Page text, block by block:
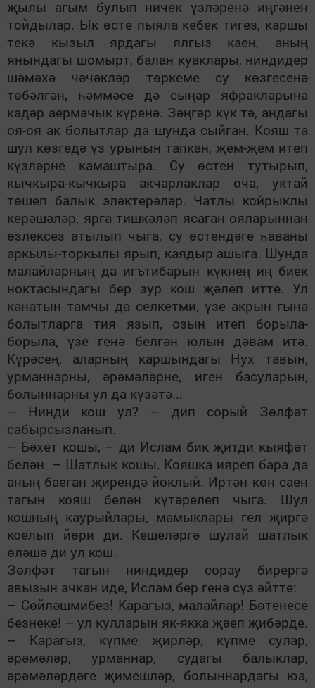
җылы агым булып ничек үзләренә иңгәнен
тойдылар. Ык өсте пыяла кебек тигез, каршы
текә кызыл ярдагы ялгыз каен, аның
янындагы шомырт, балан куаклары, ниндидер
шәмәхә чәчәкләр төркеме су көзгесенә
төбәлгән, һәммәсе дә сыңар яфракларына
кадәр аермачык күренә. Зәңгәр күк тә, андагы
оя-оя ак болытлар да шунда сыйган. Кояш та
шул көзгедә үз урынын тапкан, җем-җем итеп
күзләрне камаштыра. Су өстен тутырып,
кычкыра-кычкыра акчарлаклар оча, уктай
төшеп балык эләктерәләр. Чатлы койрыклы
керәшәләр, ярга тишкәләп ясаган ояларыннан
өзлексез атылып чыга, су өстендәге һаваны
аркылы-торкылы ярып, каядыр ашыга. Шунда
малайларның да игътибарын күкнең иң биек
ноктасындагы бер зур кош җәлеп итте. Ул
канатын тамчы да селкетми, үзе акрын гына
болытларга тия язып, озын итеп борыла-
борыла, үзе генә белгән юлын дәвам итә.
Күрәсең, аларның каршындагы Нух тавын,
урманнарны, әрәмәләрне, иген басуларын,
болыннарны ул да күзәтә...
– Нинди кош ул? – дип сорый Зөлфәт
сабырсызланып.
– Бәхет кошы, – ди Ислам бик җитди кыяфәт
белән. – Шатлык кошы. Кояшка ияреп бара да
аның баеган җирендә йоклый. Иртән көн саен
тагын кояш белән күтәрелеп чыга. Шул
кошның каурыйлары, мамыклары гел җиргә
коелып йөри ди. Кешеләргә шулай шатлык
өләшә ди ул кош.
Зөлфәт тагын ниндидер сорау бирергә
авызын ачкан иде, Ислам бер генә сүз әйтте:
– Сөйләшмибез! Карагыз, малайлар! Бөтенесе
безнеке! – ул кулларын як-якка җәеп җибәрде.
– Карагыз, күпме җирләр, күпме сулар,
әрәмәләр, урманнар, судагы балыклар,
әрәмәләрдәге җимешләр, болыннардагы юа,